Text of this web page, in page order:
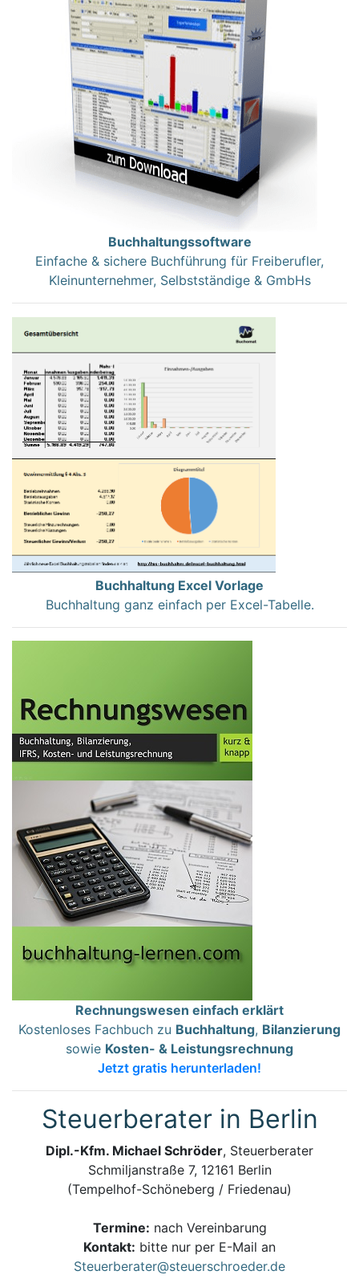
Buchhaltungssoftware
Einfache & sichere Buchführung für Freiberufler,
Kleinunternehmer, Selbstständige & GmbHs
Buchhaltung Excel Vorlage
Buchhaltung ganz einfach per Excel-Tabelle.
Rechnungswesen einfach erklärt
Kostenloses Fachbuch zu Buchhaltung, Bilanzierung
sowie Kosten- & Leistungsrechnung
Jetzt gratis herunterladen!
Steuerberater in Berlin
Dipl.-Kfm. Michael Schröder, Steuerberater
Schmiljanstraße 7, 12161 Berlin
(Tempelhof-Schöneberg / Friedenau)
Termine: nach Vereinbarung
Kontakt: bitte nur per E-Mail an
Steuerberater@steuerschroeder.de